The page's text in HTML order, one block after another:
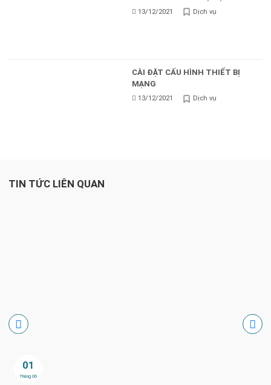
13/12/2021 Dịch vụ
CÀI ĐẶT CẤU HÌNH THIẾT BỊ
MẠNG
13/12/2021 Dịch vụ
TIN TỨC LIÊN QUAN
01
Tháng 06